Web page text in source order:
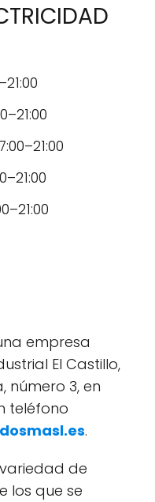
empresa
El Castillo,
número 3, en
teléfono
dosmasl.es.
de
los que se